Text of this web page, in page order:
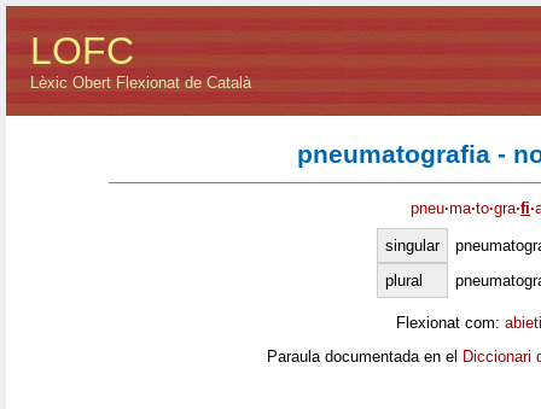
LOFC
Lèxic Obert Flexionat de Català
pneumatografia -
pneu·ma·to·gra·fi·
singular
plural
Flexionat com:
Paraula documentada en el Diccionari